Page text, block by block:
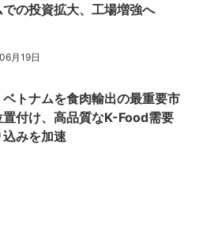
での投資拡大、工場増強へ
月19日
トナムを食肉輸出の最重要市
置付け、高品質なK-Food需要
みを加速